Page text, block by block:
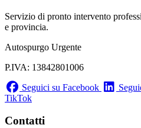
Servizio di pronto intervento
e provincia.
Autospurgo Urgente
P.IVA: 13842801006
Seguici su Facebook
TikTok
Contatti